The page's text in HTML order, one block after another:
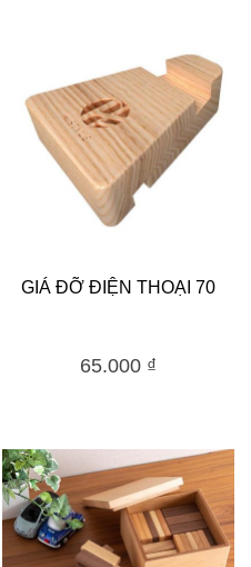
GIÁ ĐỠ ĐIỆN THOẠI 70
65.000 ₫